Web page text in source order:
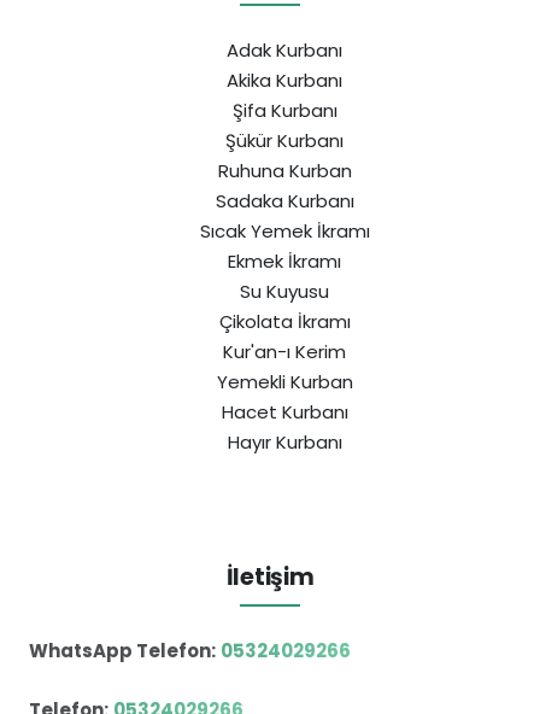
Adak Kurbanı
Akika Kurbanı
Şifa Kurbanı
Şükür Kurbanı
Ruhuna Kurban
Sadaka Kurbanı
Sıcak Yemek İkramı
Ekmek İkramı
Su Kuyusu
Çikolata İkramı
Kur'an-ı Kerim
Yemekli Kurban
Hacet Kurbanı
Hayır Kurbanı
İletişim
WhatsApp Telefon: 05324029266